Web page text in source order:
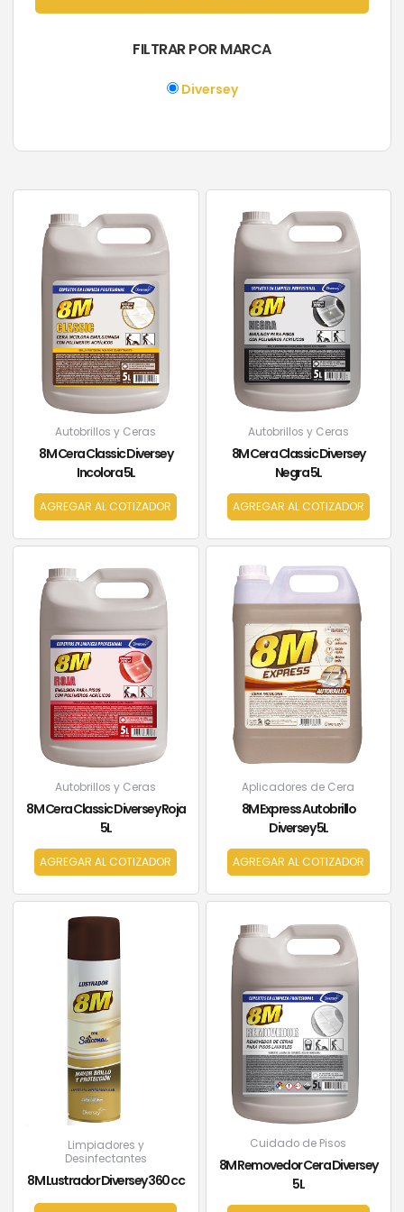
FILTRAR POR MARCA
Diversey
Autobrillos y Ceras
8M Cera Classic Diversey
Incolora 5L
AGREGAR AL COTIZADOR
Autobrillos y Ceras
8M Cera Classic Diversey
Negra 5L
AGREGAR AL COTIZADOR
Autobrillos y Ceras
8M Cera Classic Diversey Roja
5L
AGREGAR AL COTIZADOR
Aplicadores de Cera
8M Express Autobrillo
Diversey 5L
AGREGAR AL COTIZADOR
Limpiadores y
Desinfectantes
8M Lustrador Diversey 360 cc
Cuidado de Pisos
8M Removedor Cera Diversey
5L